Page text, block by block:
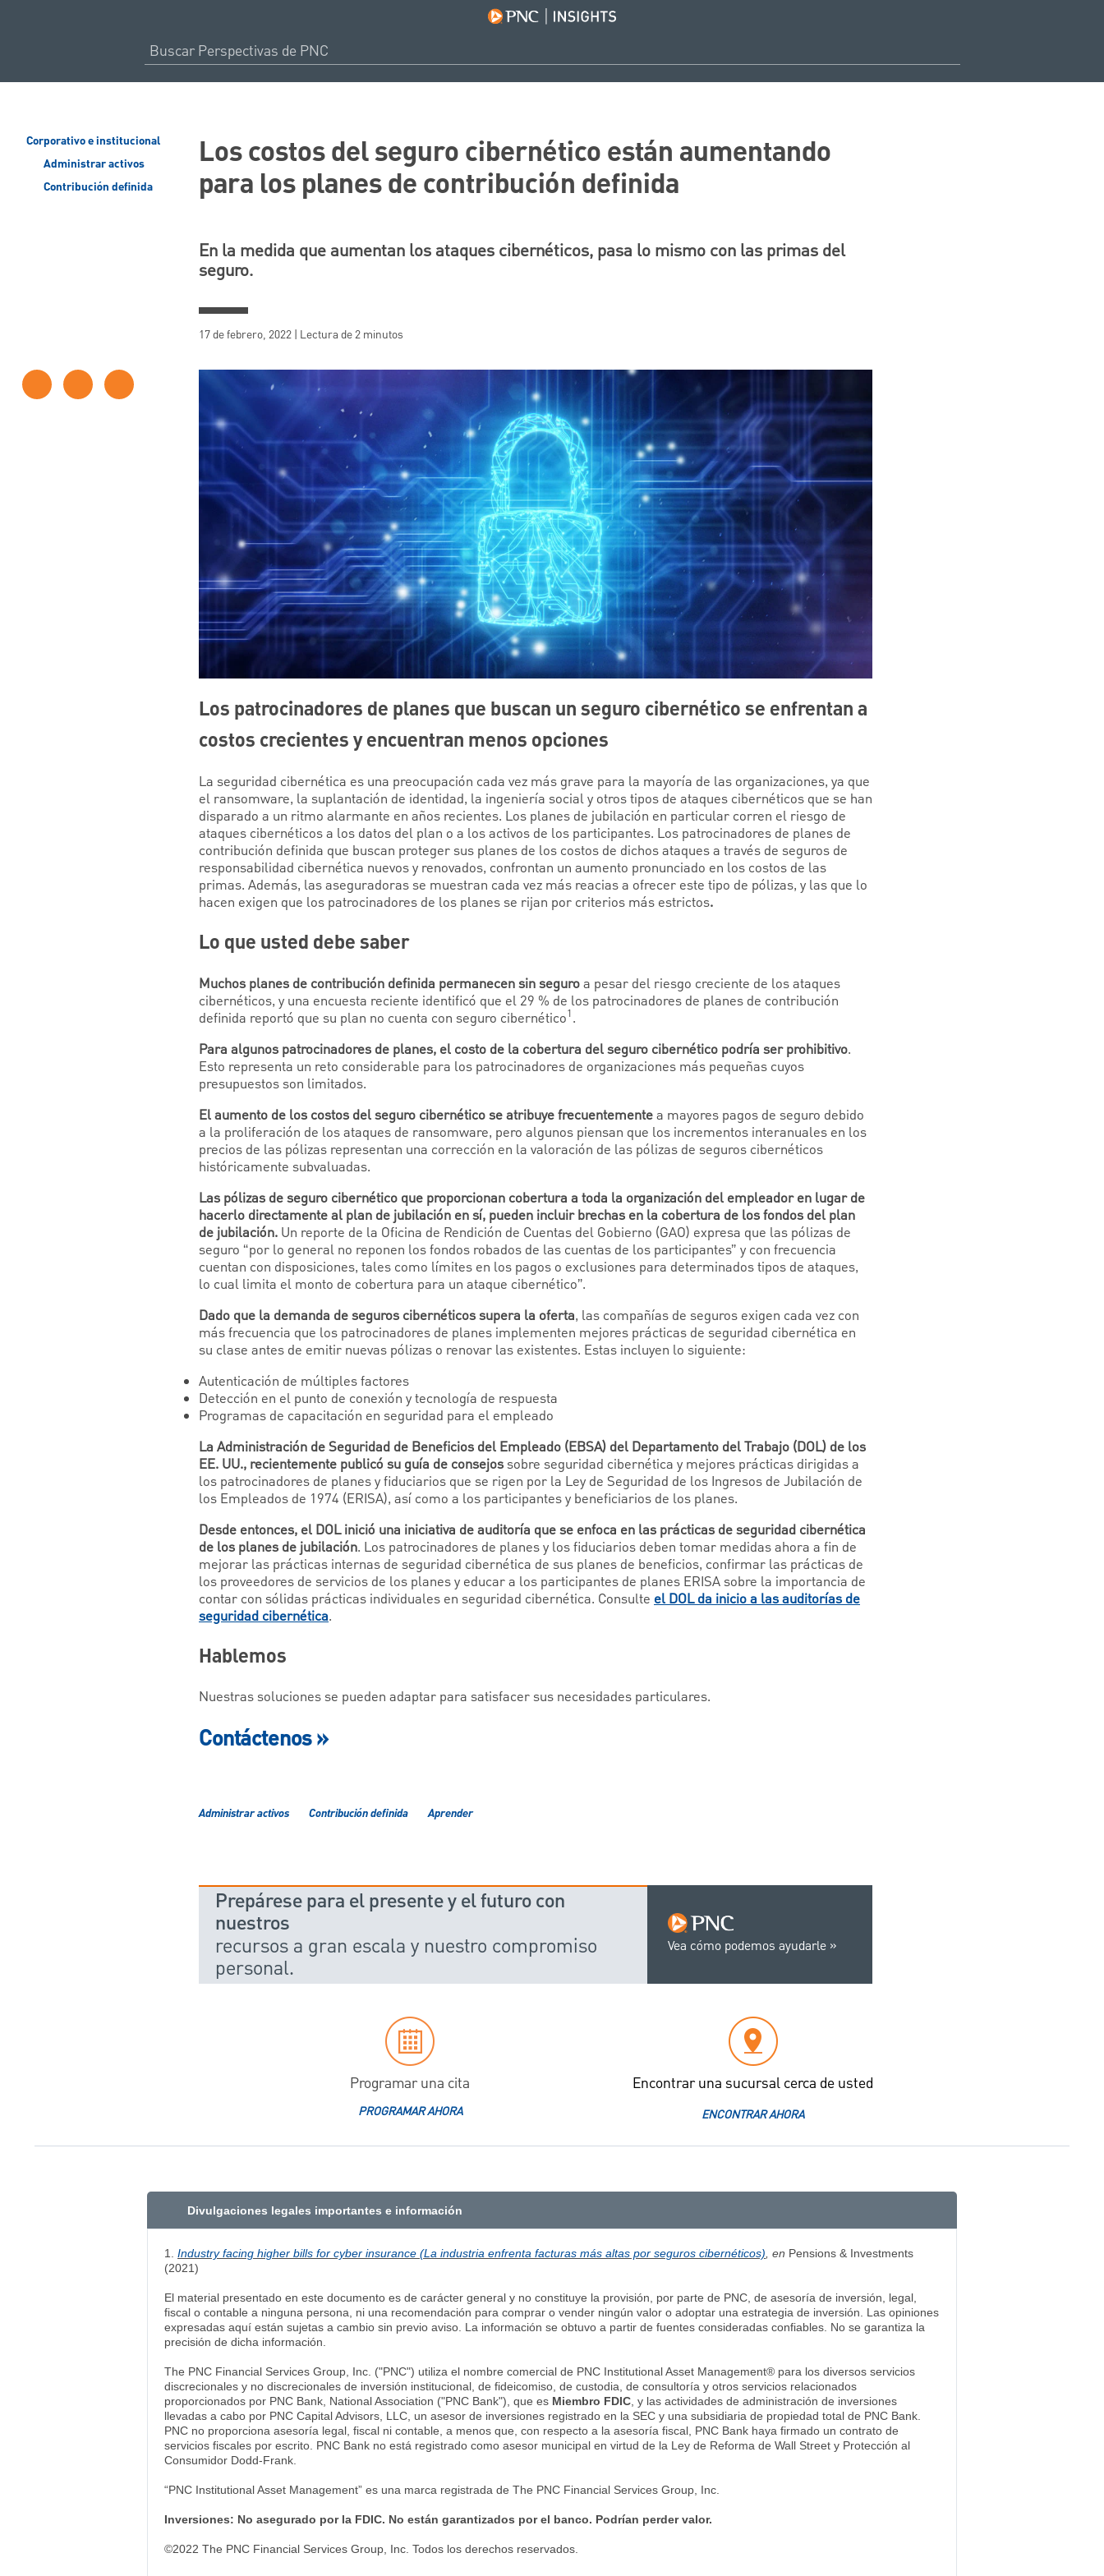
Corporativo e institucional
Administrar activos
Contribución definida
Los costos del seguro cibernético están aumentando
para los planes de contribución definida
En la medida que aumentan los ataques cibernéticos, pasa lo mismo con las primas del
seguro.
17 de febrero, 2022 | Lectura de 2 minutos
Los patrocinadores de planes que buscan un seguro cibernético se enfrentan a
costos crecientes y encuentran menos opciones
La seguridad cibernética es una preocupación cada vez más grave para la mayoría de las organizaciones, ya que
el ransomware, la suplantación de identidad, la ingeniería social y otros tipos de ataques cibernéticos que se han
disparado a un ritmo alarmante en años recientes. Los planes de jubilación en particular corren el riesgo de
ataques cibernéticos a los datos del plan o a los activos de los participantes. Los patrocinadores de planes de
contribución definida que buscan proteger sus planes de los costos de dichos ataques a través de seguros de
responsabilidad cibernética nuevos y renovados, confrontan un aumento pronunciado en los costos de las
primas. Además, las aseguradoras se muestran cada vez más reacias a ofrecer este tipo de pólizas, y las que lo
hacen exigen que los patrocinadores de los planes se rijan por criterios más estrictos.
Lo que usted debe saber
Muchos planes de contribución definida permanecen sin seguroa pesar del riesgo creciente de los ataques
cibernéticos, y una encuesta reciente identificó que el 29 % de los patrocinadores de planes de contribución
definida reportó que su plan no cuenta con seguro cibernético1.
Para algunos patrocinadores de planes, el costo de la cobertura del seguro cibernético podría ser prohibitivo.
Esto representa un reto considerable para los patrocinadores de organizaciones más pequeñas cuyos
presupuestos son limitados.
El aumento de los costos del seguro cibernético se atribuye frecuentementea mayores pagos de seguro debido
a la proliferación de los ataques de ransomware, pero algunos piensan que los incrementos interanuales en los
precios de las pólizas representan una corrección en la valoración de las pólizas de seguros cibernéticos
históricamente subvaluadas.
Las pólizas de seguro cibernético que proporcionan cobertura a toda la organización del empleador en lugar de
hacerlo directamente al plan de jubilación en sí, pueden incluir brechas en la cobertura de los fondos del plan
de jubilación. Un reporte de la Oficina de Rendición de Cuentas del Gobierno (GAO) expresa que las pólizas de
seguro “por lo general no reponen los fondos robados de las cuentas de los participantes” y con frecuencia
cuentan con disposiciones, tales como límites en los pagos o exclusiones para determinados tipos de ataques,
lo cual limita el monto de cobertura para un ataque cibernético”.
Dado que la demanda de seguros cibernéticos supera la oferta, las compañías de seguros exigen cada vez con
más frecuencia que los patrocinadores de planes implementen mejores prácticas de seguridad cibernética en
su clase antes de emitir nuevas pólizas o renovar las existentes. Estas incluyen lo siguiente:
Autenticación de múltiples factores
Detección en el punto de conexión y tecnología de respuesta
Programas de capacitación en seguridad para el empleado
La Administración de Seguridad de Beneficios del Empleado (EBSA) del Departamento del Trabajo (DOL) de los
EE. UU., recientemente publicó su guía de consejossobre seguridad cibernética y mejores prácticas dirigidas a
los patrocinadores de planes y fiduciarios que se rigen por la Ley de Seguridad de los Ingresos de Jubilación de
los Empleados de 1974 (ERISA), así como a los participantes y beneficiarios de los planes.
Desde entonces, el DOL inició una iniciativa de auditoría que se enfoca en las prácticas de seguridad cibernética
de los planes de jubilación. Los patrocinadores de planes y los fiduciarios deben tomar medidas ahora a fin de
mejorar las prácticas internas de seguridad cibernética de sus planes de beneficios, confirmar las prácticas de
los proveedores de servicios de los planes y educar a los participantes de planes ERISA sobre la importancia de
contar con sólidas prácticas individuales en seguridad cibernética. Consulte el DOL da inicio a las auditorías de
seguridad cibernética.
Hablemos
Nuestras soluciones se pueden adaptar para satisfacer sus necesidades particulares.
Contáctenos »
Administrar activos Contribución definida Aprender
Vea cómo podemos ayudarle
Prepárese para el presente y el futuro con
nuestros
recursos a gran escala y nuestro compromiso
personal.
Programar una cita
PROGRAMAR AHORA
Encontrar una sucursal cerca de usted
ENCONTRAR AHORA
Divulgaciones legales importantes e información
1. Industry facing higher bills for cyber insurance (La industria enfrenta facturas más altas por seguros cibernéticos), en Pensions & Investments
(2021)
El material presentado en este documento es de carácter general y no constituye la provisión, por parte de PNC, de asesoría de inversión, legal,
fiscal o contable a ninguna persona, ni una recomendación para comprar o vender ningún valor o adoptar una estrategia de inversión. Las opiniones
expresadas aquí están sujetas a cambio sin previo aviso. La información se obtuvo a partir de fuentes consideradas confiables. No se garantiza la
precisión de dicha información.
The PNC Financial Services Group, Inc. ("PNC") utiliza el nombre comercial de PNC Institutional Asset Management® para los diversos servicios
discrecionales y no discrecionales de inversión institucional, de fideicomiso, de custodia, de consultoría y otros servicios relacionados
proporcionados por PNC Bank, National Association ("PNC Bank"), que es Miembro FDIC, y las actividades de administración de inversiones
llevadas a cabo por PNC Capital Advisors, LLC, un asesor de inversiones registrado en la SEC y una subsidiaria de propiedad total de PNC Bank.
PNC no proporciona asesoría legal, fiscal ni contable, a menos que, con respecto a la asesoría fiscal, PNC Bank haya firmado un contrato de
servicios fiscales por escrito. PNC Bank no está registrado como asesor municipal en virtud de la Ley de Reforma de Wall Street y Protección al
Consumidor Dodd-Frank.
“PNC Institutional Asset Management” es una marca registrada de The PNC Financial Services Group, Inc.
Inversiones: No asegurado por la FDIC. No están garantizados por el banco. Podrían perder valor.
©2022 The PNC Financial Services Group, Inc. Todos los derechos reservados.